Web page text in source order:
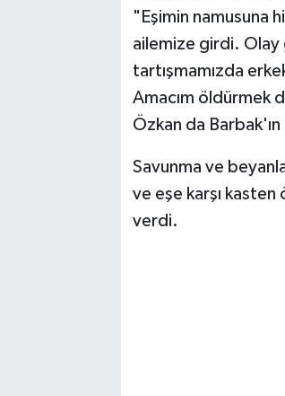
"Eşimin namusuna
ailemize girdi. Olay
tartışmamızda
Amacım öldürmek
Özkan da Barbak'ın
Savunma ve
ve eşe karşı kasten
verdi.